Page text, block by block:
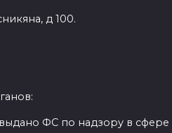
д 100.
ФС по надзору в